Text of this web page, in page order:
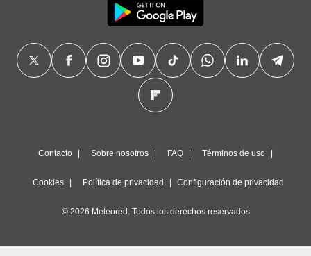
de
Contacto Sobre nosotros FAQ Términos de uso
Cookies Política de privacidad Configuración de privacidad
© 2026 Meteored. Todos los derechos reservados